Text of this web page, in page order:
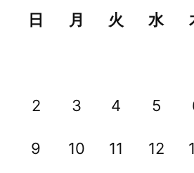
日
月 火 水
2 3 4 5
9 10 11 12